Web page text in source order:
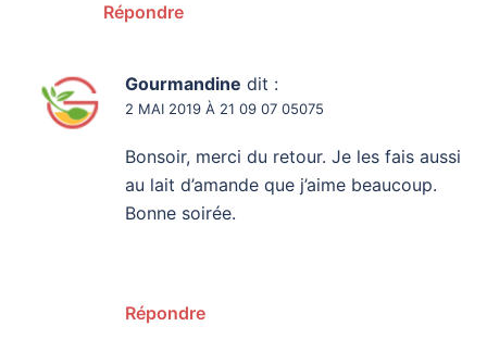
Répondre
Gourmandine dit :
2 MAI 2019 À 21 09 07 05075
Bonsoir, merci du retour. Je les fais aussi
au lait d’amande que j’aime beaucoup.
Bonne soirée.
Répondre